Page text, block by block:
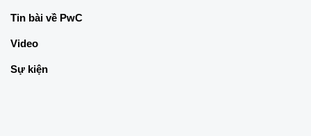
Tin bài về PwC
Video
Sự kiện